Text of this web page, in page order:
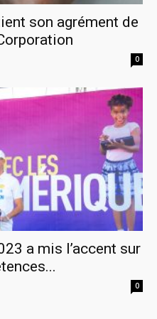
son agrément de
0
a mis l’accent sur
0